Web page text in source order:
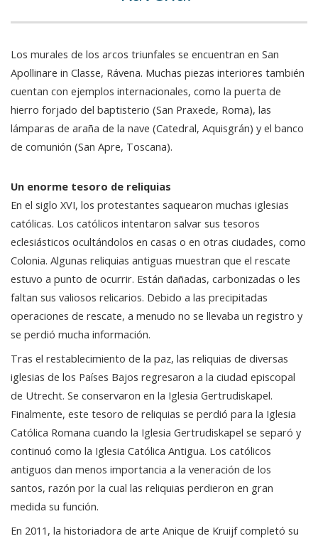
Los murales de los arcos triunfales se encuentran en San
Apollinare in Classe, Rávena. Muchas piezas interiores también
cuentan con ejemplos internacionales, como la puerta de
hierro forjado del baptisterio (San Praxede, Roma), las
lámparas de araña de la nave (Catedral, Aquisgrán) y el banco
de comunión (San Apre, Toscana).
Un enorme tesoro de reliquias
En el siglo XVI, los protestantes saquearon muchas iglesias
católicas. Los católicos intentaron salvar sus tesoros
eclesiásticos ocultándolos en casas o en otras ciudades, como
Colonia. Algunas reliquias antiguas muestran que el rescate
estuvo a punto de ocurrir. Están dañadas, carbonizadas o les
faltan sus valiosos relicarios. Debido a las precipitadas
operaciones de rescate, a menudo no se llevaba un registro y
se perdió mucha información.
Tras el restablecimiento de la paz, las reliquias de diversas
iglesias de los Países Bajos regresaron a la ciudad episcopal
de Utrecht. Se conservaron en la Iglesia Gertrudiskapel.
Finalmente, este tesoro de reliquias se perdió para la Iglesia
Católica Romana cuando la Iglesia Gertrudiskapel se separó y
continuó como la Iglesia Católica Antigua. Los católicos
antiguos dan menos importancia a la veneración de los
santos, razón por la cual las reliquias perdieron en gran
medida su función.
En 2011, la historiadora de arte Anique de Kruijf completó su